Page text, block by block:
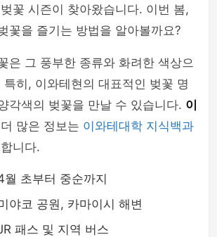
꽃 시즌이 찾아왔습니다. 이번 봄,
꽃을 즐기는 방법을 알아볼까요?
은 그 풍부한 종류와 화려한 색상으
특히, 이와테현의 대표적인 벚꽃 명
각색의 벚꽃을 만날 수 있습니다. 이
많은 정보는 이와테대학 지식백과
니다.
초부터 중순까지
야코 공원, 카마이시 해변
패스 및 지역 버스